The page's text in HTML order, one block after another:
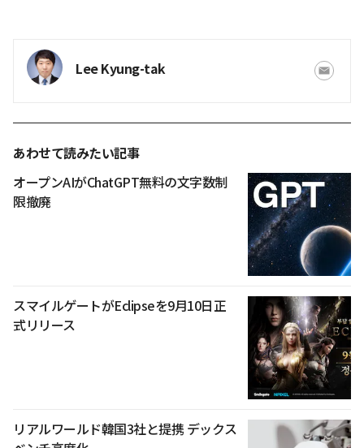
Lee Kyung-tak
あわせて読みたい記事
オープンAIがChatGPT無料の文字数制
限撤廃
スマイルゲートがEclipseを9月10日正
式リリース
リアルワールド韓国3社と提携 デックス